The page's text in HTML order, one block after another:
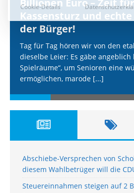
Billionen Euro – Zeit
Kassensturz und
der Bürger!
Tag für Tag hören wir von den
dieselbe Leier: Es gäbe
Spielräume“, um Senioren eine
ermöglichen, marode [...]
Abschiebe-Versprechen von
diesem Wahlbetrüger will die
Steuereinnahmen steigen auf 2